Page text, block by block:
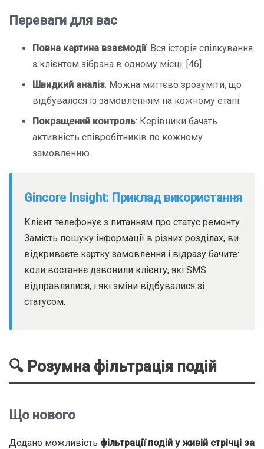
Переваги для вас
Повна картина взаємодії: Вся історія спілкування
з клієнтом зібрана в одному місці. [46]
Швидкий аналіз: Можна миттєво зрозуміти, що
відбувалося із замовленням на кожному етапі.
Покращений контроль: Керівники бачать
активність співробітників по кожному
замовленню.
Gincore Insight: Приклад використання
Клієнт телефонує з питанням про статус ремонту.
Замість пошуку інформації в різних розділах, ви
відкриваєте картку замовлення і відразу бачите:
коли востаннє дзвонили клієнту, які SMS
відправлялися, і які зміни відбувалися зі
статусом.
🔍 Розумна фільтрація подій
Що нового
Додано можливість фільтрації подій у живій стрічці за